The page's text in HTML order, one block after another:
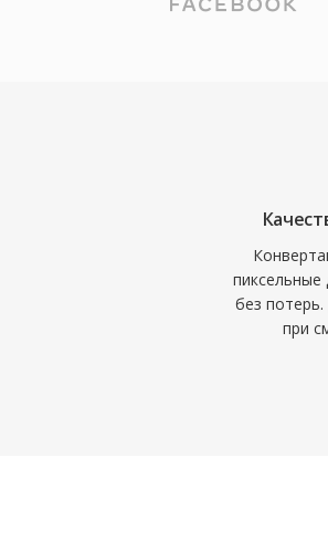
пиксельные
без
при